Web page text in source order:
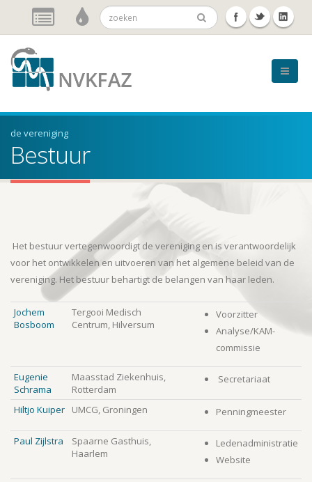
de vereniging
Bestuur
Het bestuur vertegenwoordigt de vereniging en is verantwoordelijk
voor het ontwikkelen en uitvoeren van het algemene beleid van de
vereniging. Het bestuur behartigt de belangen van haar leden.
Jochem
Bosboom
Tergooi Medisch
Centrum, Hilversum
Voorzitter
Analyse/KAM-
commissie
Eugenie
Schrama
Maasstad Ziekenhuis,
Rotterdam
Secretariaat
Hiltjo Kuiper UMCG, Groningen Penningmeester
Paul Zijlstra
Spaarne Gasthuis,
Haarlem
Ledenadministratie
Website